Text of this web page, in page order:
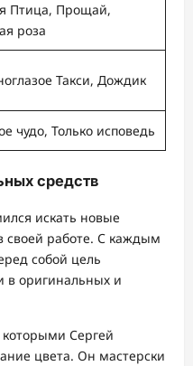
Птица, Прощай,
роза
Такси, Дождик
чудо, Только исповедь
средств
искать новые
своей работе. С каждым
собой цель
в оригинальных и
Сергей
цвета. Он мастерски